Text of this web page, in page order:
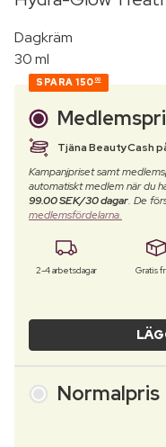
Dagkräm
30 ml
SPARA 150 00
Tjäna BeautyCash
Kampanjpriset samt
automatiskt medlem när du
99.00 SEK/30 dagar. De
medlemsfördelarna.
2-4 arbetsdagar Gratis
Normalpris